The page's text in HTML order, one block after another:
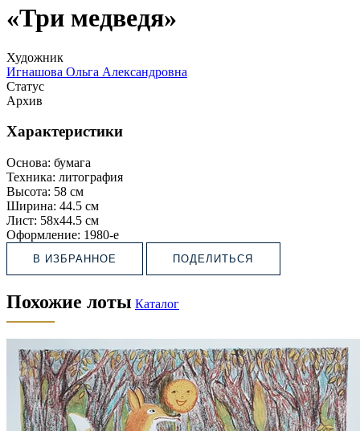
«Три медведя»
Художник
Игнашова Ольга Александровна
Статус
Архив
Характеристики
Основа: бумага
Техника: литография
Высота: 58 см
Ширина: 44.5 см
Лист: 58х44.5 см
Оформление: 1980-e
В ИЗБРАННОЕ ПОДЕЛИТЬСЯ
Похожие лоты Каталог